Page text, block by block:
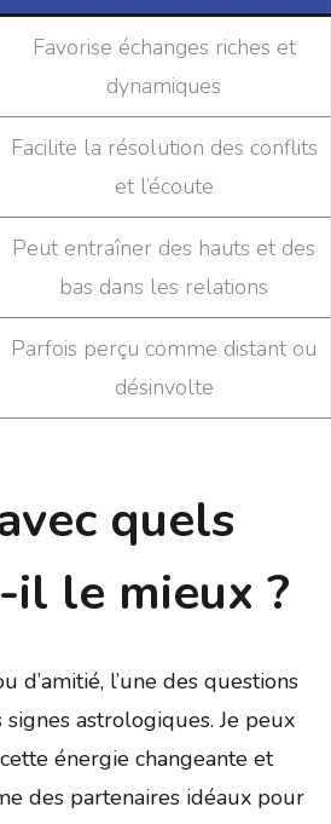
Favorise échanges riches et
dynamiques
Facilite la résolution des conflits
et l’écoute
Peut entraîner des hauts et des
bas dans les relations
Parfois perçu comme distant ou
désinvolte
quels
le mieux ?
d’amitié, l’une des questions
astrologiques. Je peux
énergie changeante et
des partenaires idéaux pour